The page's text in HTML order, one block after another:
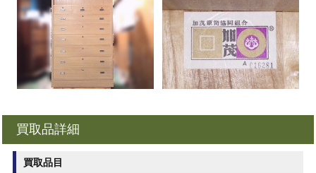
買取品詳細
買取品目